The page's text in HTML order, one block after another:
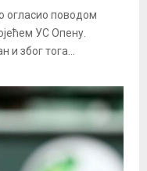
огласио поводом
УС Опену.
и због тога...